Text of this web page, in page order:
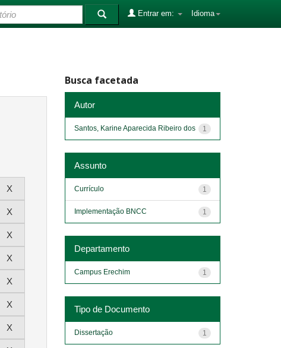
Idioma
Entrar em:
Busca facetada
Autor
1
Santos, Karine Aparecida Ribeiro dos
Assunto
1
Currículo
1
Implementação BNCC
Departamento
1
Campus Erechim
Tipo de Documento
1
Dissertação